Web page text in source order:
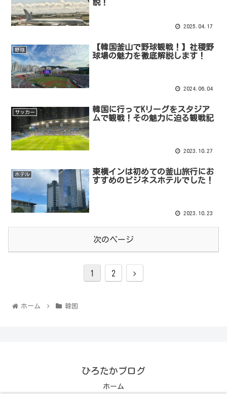
説！
2025.04.17
野球
【韓国釜山で野球観戦！】社稷野
球場の魅力を徹底解説します！
2024.06.04
サッカー
韓国に行ってKリーグをスタジア
ムで観戦！その魅力に迫る観戦記
2023.10.27
ホテル
東横インは初めての釜山旅行にお
すすめのビジネスホテルでした！
2023.10.23
次のページ
1 2
ホーム 韓国
ひろたかブログ
ホーム